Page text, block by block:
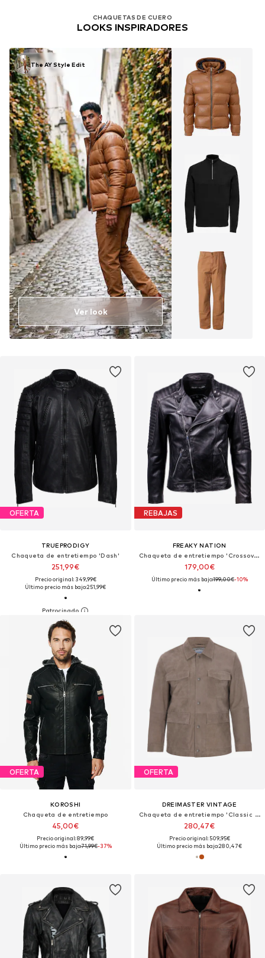
OFERTA
TRUEPRODIGY
Chaqueta de entretiempo 'Dash'
251,99€
Precio original: 349,99€
Último precio más bajo:251,99€
REBAJAS
FREAKY NATION
Chaqueta de entretiempo 'Crossover'
179,00€
Último precio más bajo:199,00€-10%
CHAQUETAS DE CUERO
LOOKS INSPIRADORES
The AY Style Edit
Ver look
OFERTA
KOROSHI
Chaqueta de entretiempo
45,00€
Precio original: 89,99€
Último precio más bajo:71,99€-37%
OFERTA
DREIMASTER VINTAGE
Chaqueta de entretiempo 'Classic Look'
280,47€
Precio original: 509,95€
Último precio más bajo:280,47€